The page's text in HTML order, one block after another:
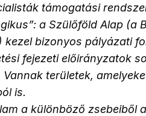
támogatási
a Szülőföld Alap (a
kezel bizonyos pályázati
fejezeti előirányzatok
területek,
is.
a különböző zsebeiből